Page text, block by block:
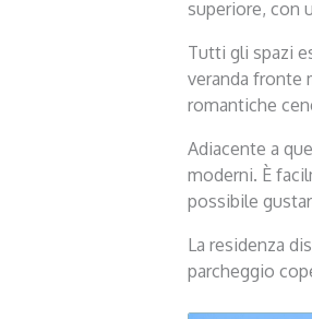
superiore, con
Tutti gli spazi
veranda fronte
romantiche
Adiacente a
moderni. È
possibile
La residenza
parcheggio